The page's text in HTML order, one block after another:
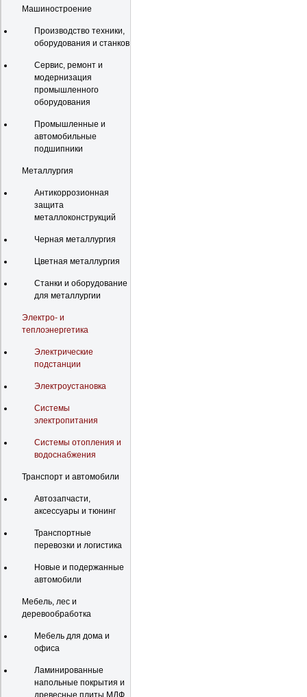
Машиностроение
Производство техники,
оборудования и станков
Сервис, ремонт и
модернизация
промышленного
оборудования
Промышленные и
автомобильные
подшипники
Металлургия
Антикоррозионная
защита
металлоконструкций
Черная металлургия
Цветная металлургия
Станки и оборудование
для металлургии
Электро- и
теплоэнергетика
Электрические
подстанции
Электроустановка
Системы
электропитания
Системы отопления и
водоснабжения
Транспорт и автомобили
Автозапчасти,
аксессуары и тюнинг
Транспортные
перевозки и логистика
Новые и подержанные
автомобили
Мебель, лес и
деревообработка
Мебель для дома и
офиса
Ламинированные
напольные покрытия и
древесные плиты МДФ,